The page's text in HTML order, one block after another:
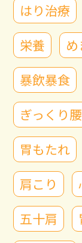
はり治療
栄養
暴飲暴食
ぎっくり腰
胃もたれ
肩こり
五十肩